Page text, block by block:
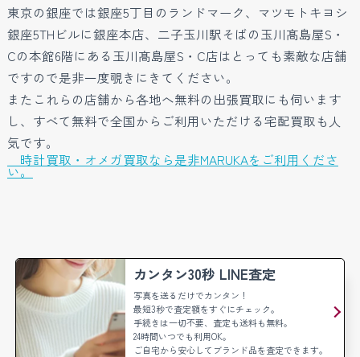
東京の銀座では銀座5丁目のランドマーク、マツモトキヨシ
銀座5THビルに銀座本店、二子玉川駅そばの玉川髙島屋S・
Cの本館6階にある玉川髙島屋S・C店はとっても素敵な店舗
ですので是非一度覗きにきてください。
またこれらの店舗から各地へ無料の出張買取にも伺います
し、すべて無料で全国からご利用いただける宅配買取も人
気です。
時計買取・オメガ買取なら是非MARUKAをご利用くださ
い。
カンタン30秒 LINE査定
写真を送るだけでカンタン！
最短3秒で査定額をすぐにチェック。
手続きは一切不要、査定も送料も無料。
24時間いつでも利用OK。
ご自宅から安心してブランド品を査定できます。